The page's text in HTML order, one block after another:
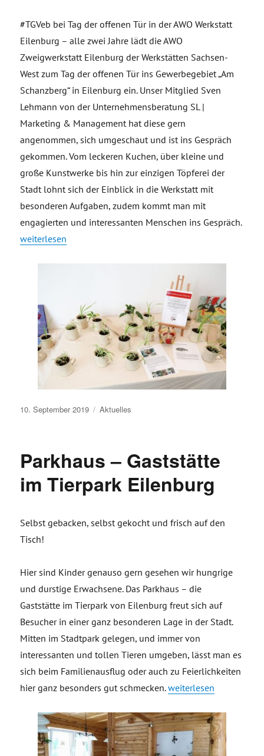
#TGVeb bei Tag der offenen Tür in der AWO Werkstatt
Eilenburg – alle zwei Jahre lädt die AWO
Zweigwerkstatt Eilenburg der Werkstätten Sachsen-
West zum Tag der offenen Tür ins Gewerbegebiet „Am
Schanzberg“ in Eilenburg ein. Unser Mitglied Sven
Lehmann von der Unternehmensberatung SL |
Marketing & Management hat diese gern
angenommen, sich umgeschaut und ist ins Gespräch
gekommen. Vom leckeren Kuchen, über kleine und
große Kunstwerke bis hin zur einzigen Töpferei der
Stadt lohnt sich der Einblick in die Werkstatt mit
besonderen Aufgaben, zudem kommt man mit
engagierten und interessanten Menschen ins Gespräch.
„TGVeb bei Tag der offenen Tür in der AWO Werkstatt
weiterlesen
Veröffentlicht
10. September 2019 Aktuelles
Parkhaus – Gaststätte
im Tierpark Eilenburg
Selbst gebacken, selbst gekocht und frisch auf den
Tisch!
Hier sind Kinder genauso gern gesehen wir hungrige
und durstige Erwachsene. Das Parkhaus – die
Gaststätte im Tierpark von Eilenburg freut sich auf
Besucher in einer ganz besonderen Lage in der Stadt.
Mitten im Stadtpark gelegen, und immer von
interessanten und tollen Tieren umgeben, lässt man es
sich beim Familienausflug oder auch zu Feierlichkeiten
hier ganz besonders gut schmecken.„Parkhaus – Gaststätte
weiterlesen